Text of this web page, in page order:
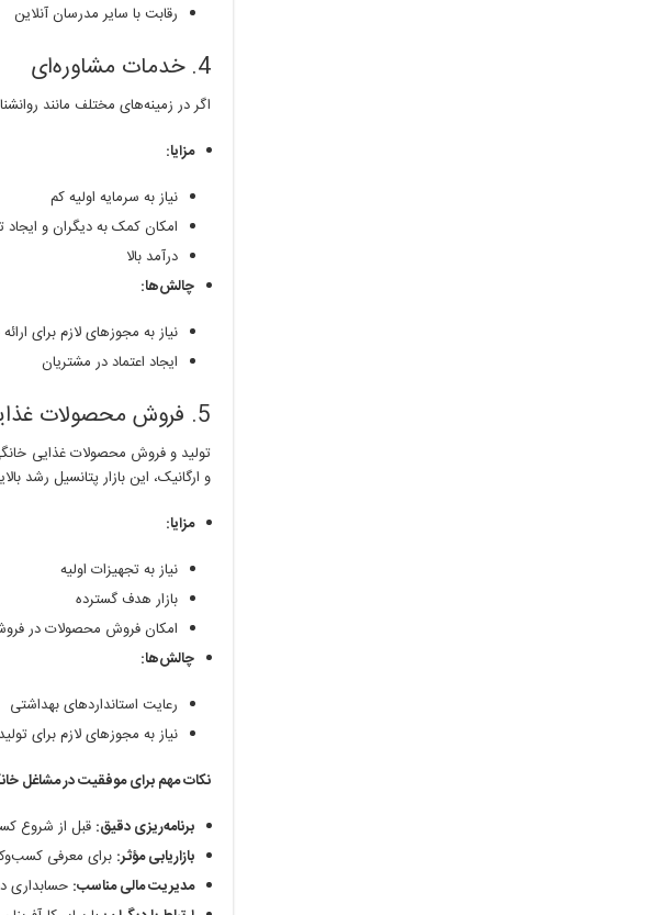
رقابت با سایر مدرسان آنلاین
4. خدمات مشاوره‌ای
اگر در زمینه‌های مختلف مانند
مزایا:
نیاز به سرمایه اولیه کم
امکان کمک به دیگران و ایجاد
درآمد بالا
چالش‌ها:
نیاز به مجوزهای لازم برای
ایجاد اعتماد در مشتریان
5. فروش محصولات غذایی خانگی
تولید و فروش محصولات غذایی
و ارگانیک، این بازار پتانسیل رشد
مزایا:
نیاز به تجهیزات اولیه
بازار هدف گسترده
امکان فروش محصولات در
چالش‌ها:
رعایت استانداردهای بهداشتی
نیاز به مجوزهای لازم برای
نکات مهم برای موفقیت در مشاغل
برنامه‌ریزی دقیق: قبل از شروع
بازاریابی مؤثر: برای معرفی
مدیریت مالی مناسب: حسابداری